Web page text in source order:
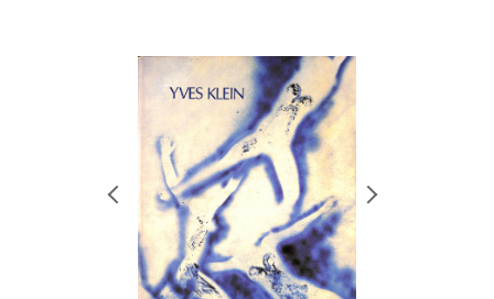
SCHOLARSHIP
RETRACE
コンサート